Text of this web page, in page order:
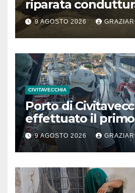
riparata
segnalazione IdD
9 AGOSTO 2026
CIVITAVECCHIA
Porto di
effettuato il primo
rifornimento di
nave da crociera
9 AGOSTO 2026